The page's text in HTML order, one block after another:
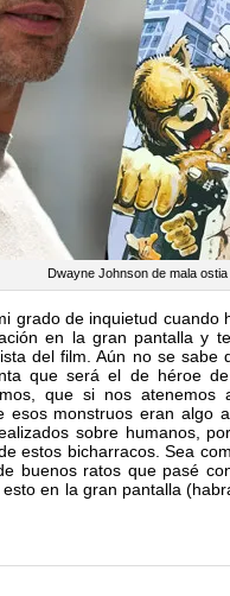
Dwayne Johnson de mala ostia
grado de inquietud
en la gran pantalla y
del film. Aún no se
que será el de héroe
que si nos
esos monstruos eran algo
sobre humanos,
estos bicharracos. Sea
buenos ratos que pasé
en la gran pantalla